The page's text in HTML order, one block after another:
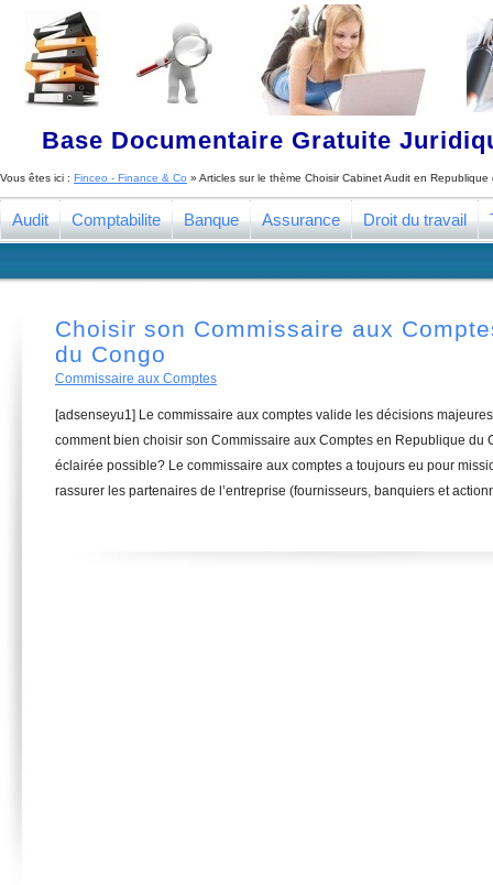
Base Documentaire Gratuite
Vous êtes ici : Finceo - Finance & Co » Articles sur le thème Choisir Cabinet Audit en Republique
Audit Comptabilite Banque Assurance Droit du travail
Choisir son Commissaire aux
du Congo
Commissaire aux Comptes
[adsenseyu1] Le commissaire aux comptes valide les décisions
comment bien choisir son Commissaire aux Comptes en Republique du
éclairée possible? Le commissaire aux comptes a toujours eu pour
rassurer les partenaires de l’entreprise (fournisseurs, banquiers et